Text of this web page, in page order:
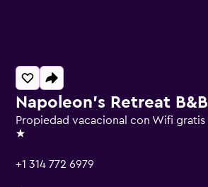
Napoleon's Retreat B&B
Propiedad vacacional con Wifi gratis
1 estrella
+1 314 772 6979